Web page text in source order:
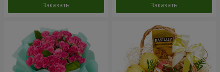
Заказать Заказать